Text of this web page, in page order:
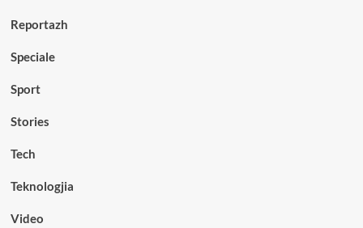
Reportazh
Speciale
Sport
Stories
Tech
Teknologjia
Video